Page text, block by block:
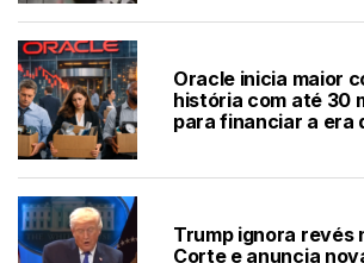
Oracle inicia maior
história com até 30
para financiar a era
Trump ignora revés
Corte e anuncia